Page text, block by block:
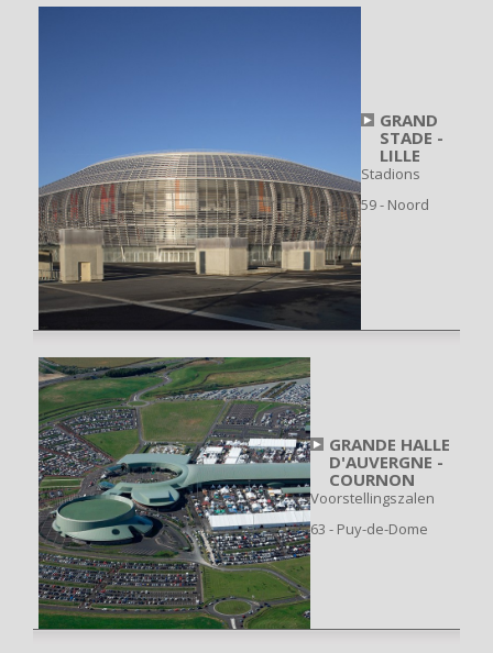
GRAND
STADE -
LILLE
Stadions
59 - Noord
GRANDE HALLE
D'AUVERGNE -
COURNON
Voorstellingszalen
63 - Puy-de-Dome